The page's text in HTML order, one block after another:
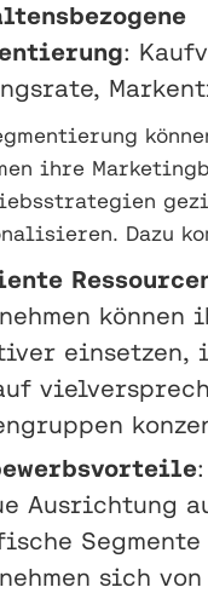
:
ihre
Dazu
können
einsetzen,
Ausrichtung
Segmente
sich